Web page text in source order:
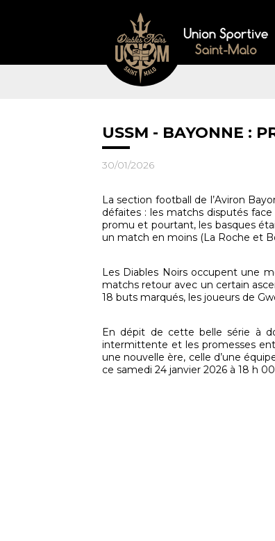
USSM - BAYONNE :
30/01/2026
La section football de l’Aviron
défaites : les matchs disputés face
promu et pourtant, les basques
un match en moins (La Roche et
Les Diables Noirs occupent une
matchs retour avec un certain
18 buts marqués, les joueurs de
En dépit de cette belle série à
intermittente et les promesses
une nouvelle ère, celle d’une
ce samedi 24 janvier 2026 à 18 h